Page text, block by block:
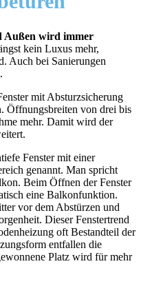
Außen wird immer
kein Luxus mehr,
Auch bei Sanierungen
mit Absturzsicherung
Öffnungsbreiten von drei bis
mehr. Damit wird der
Fenster mit einer
genannt. Man spricht
Beim Öffnen der Fenster
eine Balkonfunktion.
vor dem Abstürzen und
Dieser Fenstertrend
oft Bestandteil der
entfallen die
Platz wird für mehr